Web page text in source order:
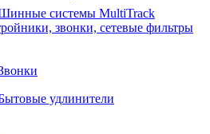
системы MultiTrack
звонки, сетевые фильтры
удлинители